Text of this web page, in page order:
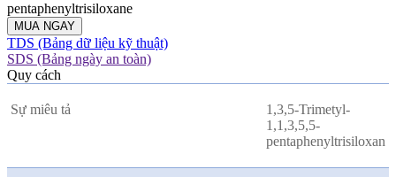
pentaphenyltrisiloxane
MUA NGAY
TDS (Bảng dữ liệu kỹ thuật)
SDS (Bảng ngày an toàn)
Quy cách
Sự miêu tả
1,3,5-Trimetyl-
1,1,3,5,5-
pentaphenyltrisiloxan